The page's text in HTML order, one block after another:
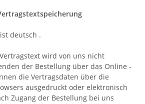
deutsch .
wird von uns nicht
der Bestellung über das Online -
die Vertragsdaten über die
ausgedruckt oder elektronisch
Zugang der Bestellung bei uns